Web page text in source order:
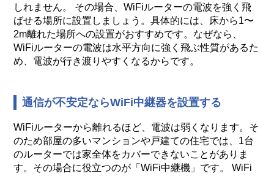
しれません。 その場合、WiFiルーターの電波を強く飛
ばせる場所に設置しましょう。具体的には、床から1〜
2m離れた場所への設置がおすすめです。なぜなら、
WiFiルーターの電波は水平方向に強く飛ぶ性質があるた
め、電波が行き渡りやすくなるからです。
通信が不安定ならWiFi中継器を設置する
WiFiルーターから離れるほど、電波は弱くなります。そ
のため部屋の多いマンションや戸建ての住宅では、1台
のルーターでは家全体をカバーできないことがありま
す。その場合に役立つのが「WiFi中継機」です。 WiFi